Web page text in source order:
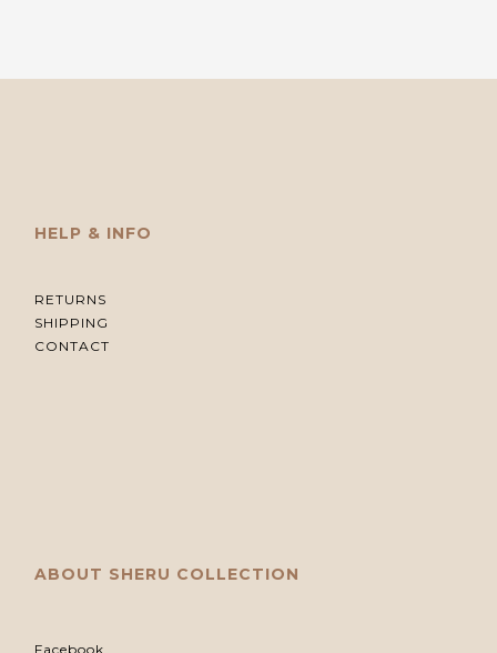
HELP & INFO
RETURNS
SHIPPING
CONTACT
ABOUT SHERU COLLECTION
Facebook